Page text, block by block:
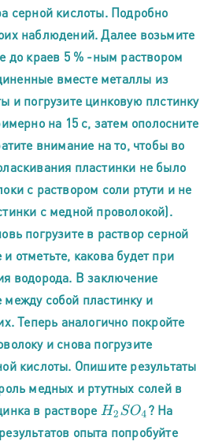
серной кислоты. Подробно
наблюдений. Далее возьмите
до краев 5 % -ным раствором
вместе металлы из
и погрузите цинковую плстинку
на 15 с, затем ополосните
внимание на то, чтобы во
пластинки не было
с раствором соли ртути и не
с медной проволокой).
погрузите в раствор серной
отметьте, какова будет при
водорода. В заключение
собой пластинку и
Теперь аналогично покройте
и снова погрузите
кислоты. Опишите результаты
медных и ртутных солей в
в раствореH2SO4
? На
опыта попробуйте